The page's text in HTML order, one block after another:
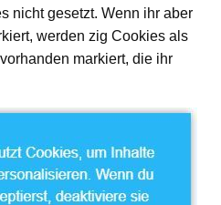
nicht gesetzt. Wenn ihr aber
werden zig Cookies als
markiert, die ihr